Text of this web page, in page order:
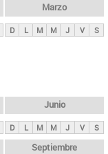
Marzo
D L M M J V S
Junio
D L M M J V S
Septiembre